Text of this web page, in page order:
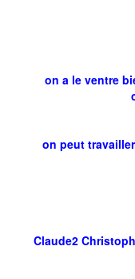
on a le ventre
on peut
Claude2